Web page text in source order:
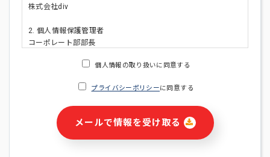
株式会社div
2. 個人情報保護管理者
コーポレート部部長
・ご請求された資料の送付のため
・本サービス及び本サービスに関連する情報(当社及び第三者の
サービス又は商品等の広告配信・宣伝を含みますが、それらに
個人情報の取り扱いに同意する
プライバシーポリシーに同意する
メールで情報を受け取る